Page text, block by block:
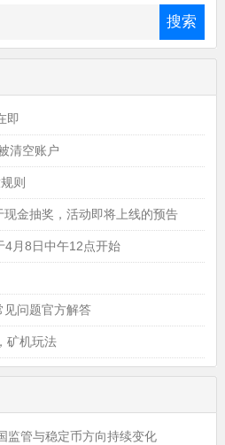
即
清空账户
则
金抽奖，活动即将上线的预告
4月8日中午12点开始
见问题官方解答
矿机玩法
监管与稳定币方向持续变化